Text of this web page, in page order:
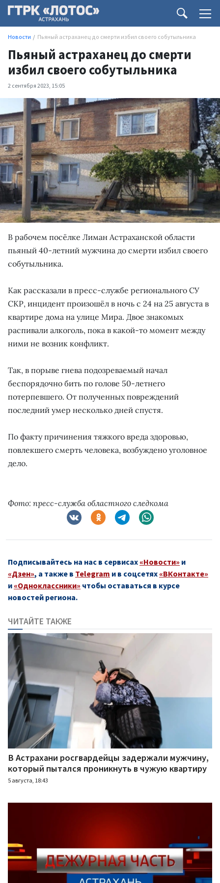
Новости Пьяный астраханец до смерти избил своего собутыльника
Пьяный астраханец до смерти
избил своего собутыльника
2 сентября 2023, 15:05
В рабочем посёлке Лиман Астраханской области
пьяный 40-летний мужчина до смерти избил своего
собутыльника.
Как рассказали в пресс-службе регионального СУ
СКР, инцидент произошёл в ночь с 24 на 25 августа в
квартире дома на улице Мира. Двое знакомых
распивали алкоголь, пока в какой-то момент между
ними не возник конфликт.
Так, в порыве гнева подозреваемый начал
беспорядочно бить по голове 50-летнего
потерпевшего. От полученных повреждений
последний умер несколько дней спустя.
По факту причинения тяжкого вреда здоровью,
повлекшего смерть человека, возбуждено уголовное
дело.
Фото: пресс-служба областного следкома
Подписывайтесь на нас в сервисах «Новости» и
«Дзен», а также в Telegram и в соцсетях «ВКонтакте»
и «Одноклассники» чтобы оставаться в курсе
новостей региона.
ЧИТАЙТЕ ТАКЖЕ
В Астрахани росгвардейцы задержали мужчину,
который пытался проникнуть в чужую квартиру
5 августа, 18:43